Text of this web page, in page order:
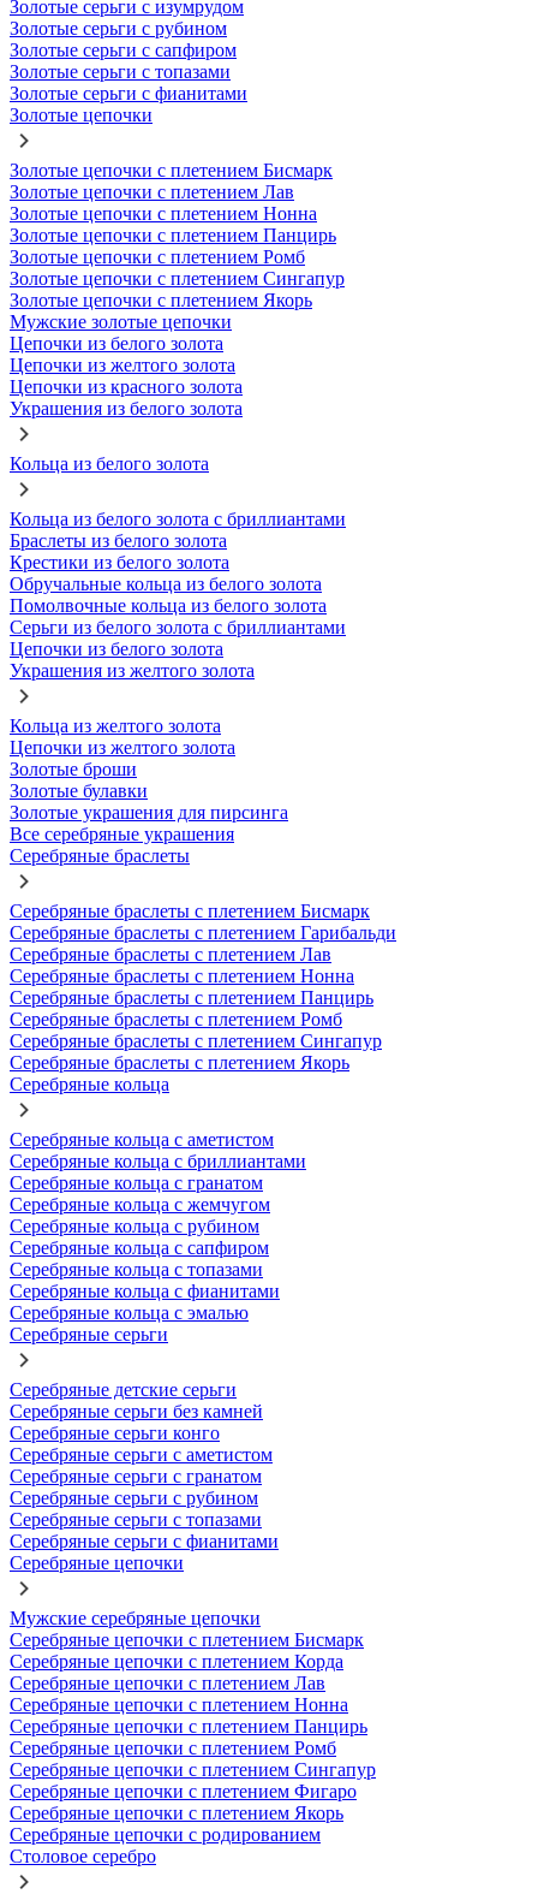
Золотые серьги с изумрудом
Золотые серьги с рубином
Золотые серьги с сапфиром
Золотые серьги с топазами
Золотые серьги с фианитами
Золотые цепочки
Золотые цепочки с плетением Бисмарк
Золотые цепочки с плетением Лав
Золотые цепочки с плетением Нонна
Золотые цепочки с плетением Панцирь
Золотые цепочки с плетением Ромб
Золотые цепочки с плетением Сингапур
Золотые цепочки с плетением Якорь
Мужские золотые цепочки
Цепочки из белого золота
Цепочки из желтого золота
Цепочки из красного золота
Украшения из белого золота
Кольца из белого золота
Кольца из белого золота с бриллиантами
Браслеты из белого золота
Крестики из белого золота
Обручальные кольца из белого золота
Помолвочные кольца из белого золота
Серьги из белого золота с бриллиантами
Цепочки из белого золота
Украшения из желтого золота
Кольца из желтого золота
Цепочки из желтого золота
Золотые броши
Золотые булавки
Золотые украшения для пирсинга
Все серебряные украшения
Серебряные браслеты
Серебряные браслеты с плетением Бисмарк
Серебряные браслеты с плетением Гарибальди
Серебряные браслеты с плетением Лав
Серебряные браслеты с плетением Нонна
Серебряные браслеты с плетением Панцирь
Серебряные браслеты с плетением Ромб
Серебряные браслеты с плетением Сингапур
Серебряные браслеты с плетением Якорь
Серебряные кольца
Серебряные кольца с аметистом
Серебряные кольца с бриллиантами
Серебряные кольца с гранатом
Серебряные кольца с жемчугом
Серебряные кольца с рубином
Серебряные кольца с сапфиром
Серебряные кольца с топазами
Серебряные кольца с фианитами
Серебряные кольца с эмалью
Серебряные серьги
Серебряные детские серьги
Серебряные серьги без камней
Серебряные серьги конго
Серебряные серьги с аметистом
Серебряные серьги с гранатом
Серебряные серьги с рубином
Серебряные серьги с топазами
Серебряные серьги с фианитами
Серебряные цепочки
Мужские серебряные цепочки
Серебряные цепочки с плетением Бисмарк
Серебряные цепочки с плетением Корда
Серебряные цепочки с плетением Лав
Серебряные цепочки с плетением Нонна
Серебряные цепочки с плетением Панцирь
Серебряные цепочки с плетением Ромб
Серебряные цепочки с плетением Сингапур
Серебряные цепочки с плетением Фигаро
Серебряные цепочки с плетением Якорь
Серебряные цепочки с родированием
Столовое серебро